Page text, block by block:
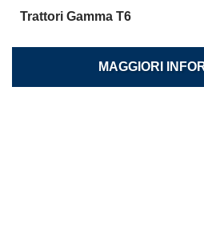
Trattori Gamma T6
MAGGIORI